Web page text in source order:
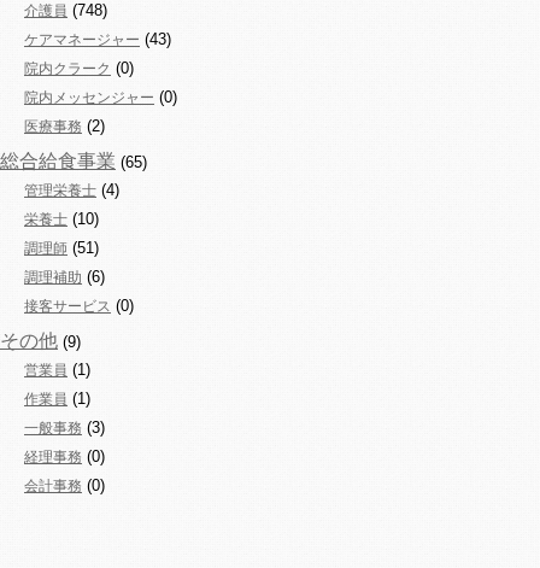
介護員 (748)
ケアマネージャー (43)
院内クラーク (0)
院内メッセンジャー (0)
医療事務 (2)
総合給食事業 (65)
管理栄養士 (4)
栄養士 (10)
調理師 (51)
調理補助 (6)
接客サービス (0)
その他 (9)
営業員 (1)
作業員 (1)
一般事務 (3)
経理事務 (0)
会計事務 (0)